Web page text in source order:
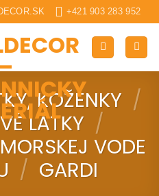
+421 903 283 952
KOŽENKY /
LÁTKY /
VODE
/ GARDI